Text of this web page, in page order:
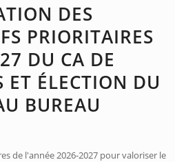
DES
PRIORITAIRES
DU CA DE
ET ÉLECTION DU
BUREAU
de l'année 2026-2027 pour valoriser le